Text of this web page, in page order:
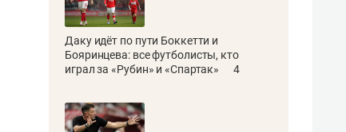
Даку идёт по пути Боккетти и
Бояринцева: все футболисты, кто
играл за «Рубин» и «Спартак»
4